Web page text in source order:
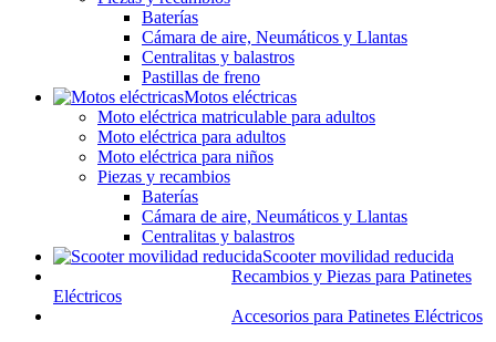
Baterías
Cámara de aire, Neumáticos y Llantas
Centralitas y balastros
Pastillas de freno
Motos eléctricas
Moto eléctrica matriculable para adultos
Moto eléctrica para adultos
Moto eléctrica para niños
Piezas y recambios
Baterías
Cámara de aire, Neumáticos y Llantas
Centralitas y balastros
Scooter movilidad reducida
Recambios y Piezas para Patinetes
Eléctricos
Accesorios para Patinetes Eléctricos